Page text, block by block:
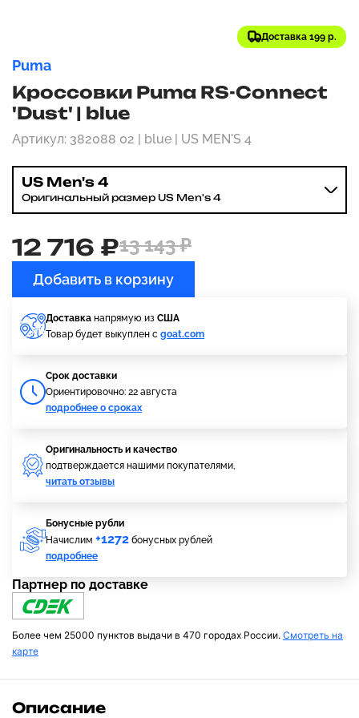
Доставка 199 р.
Puma
Кроссовки Puma RS-Connect
'Dust' | blue
Артикул: 382088 02 | blue | US MEN'S 4
US Men's 4
Оригинальный размер US Men's 4
12 716 ₽13 143 ₽
Добавить в корзину
Доставка напрямую из США
Товар будет выкуплен с goat.com
Cрок доставки
Ориентировочно: 22 августа
подробнее о сроках
Оригинальность и качество
подтверждается нашими покупателями,
читать отзывы
Бонусные рубли
Начислим +1272 бонусных рублей
подробнее
Партнер по доставке
Более чем 25000 пунктов выдачи в 470 городах России. Смотреть на
карте
Описание